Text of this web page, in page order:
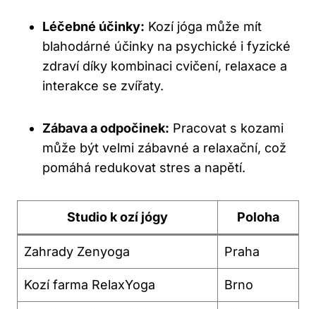
Léčebné účinky: Kozí​ jóga může⁤ mít
blahodárné ⁤účinky na psychické i ‍fyzické
zdraví díky kombinaci ⁤cvičení, relaxace a
interakce ⁢se zvířaty.
Zábava a odpočinek: Pracovat s kozami
může ‍být ⁢velmi zábavné a relaxační, což
pomáhá redukovat ⁣stres a napětí.
Studio k ozí‌ jógy Poloha
Zahrady⁣ Zenyoga Praha
Kozí farma RelaxYoga Brno